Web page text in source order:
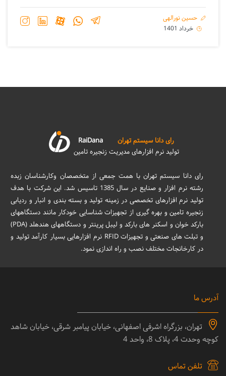
حسین نورالهی
خرداد 1401
رای دانا سیستم تهران
RaiDana
تولید نرم افزارهای مدیریت زنجیره تامین
رای دانا سیستم تهران با همت جمعی از متخصصان وکارشناسان زبده
رشته نرم افزار و صنایع در سال 1385 تاسیس شد. این شرکت با هدف
تولید نرم افزارهای تخصصی در زمینه تولید و بسته بندی و انبار و ردیابی
زنجیره تامین و بهره گیری از تجهیزات شناسایی خودکار مانند دستگاههای
بارکد خوان و اسکنر های بارکد و لیبل پرینتر و دستگاههای هندهلد (PDA)
و تبلت های صنعتی و تجهیزات RFID نرم افزارهایی بسیار کارآمد تولید و
در کارخانجات مختلف نصب و راه اندازی نمود.
آدرس ما
تهران، بزرگراه اشرفی اصفهانی، خیابان پیامبر شرقی، خیابان شاهد
کوچه وحدت 4، پلاک 8، واحد 4
تلفن تماس